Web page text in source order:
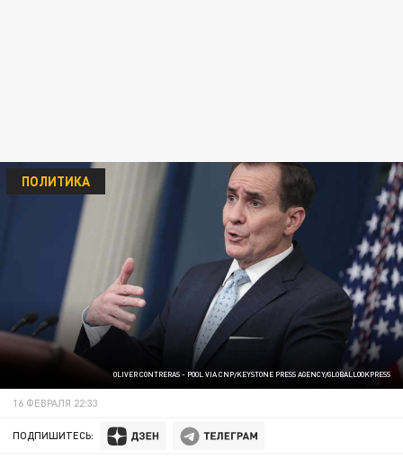
OLIVER CONTRERAS - POOL VIA CNP/KEYSTONE PRESS AGENCY/GLOBALLOOKPRESS
ПОЛИТИКА
16 ФЕВРАЛЯ 22:33
ПОДПИШИТЕСЬ: